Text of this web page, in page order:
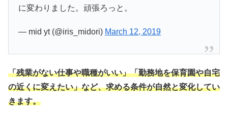
に変わりました。頑張ろっと。
— mid yt (@iris_midori) March 12, 2019
「残業がない仕事や職種がいい」「勤務地を保育園や自宅
の近くに変えたい」など、求める条件が自然と変化してい
きます。